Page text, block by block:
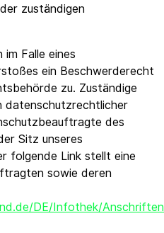
zuständigen
Falle eines
ein Beschwerderecht
zu. Zuständige
datenschutzrechtlicher
des
Sitz unseres
folgende Link stellt eine
sowie deren
DE/Infothek/